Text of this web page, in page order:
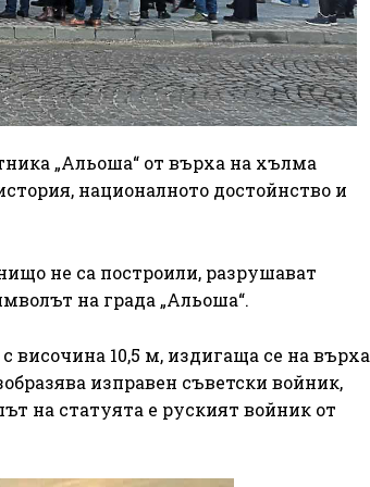
„Альоша“ от върха на хълма
националното достойнство и
не са построили, разрушават
на града „Альоша“.
височина 10,5 м, издигаща се на върха
изправен съветски войник,
на статуята е руският войник от